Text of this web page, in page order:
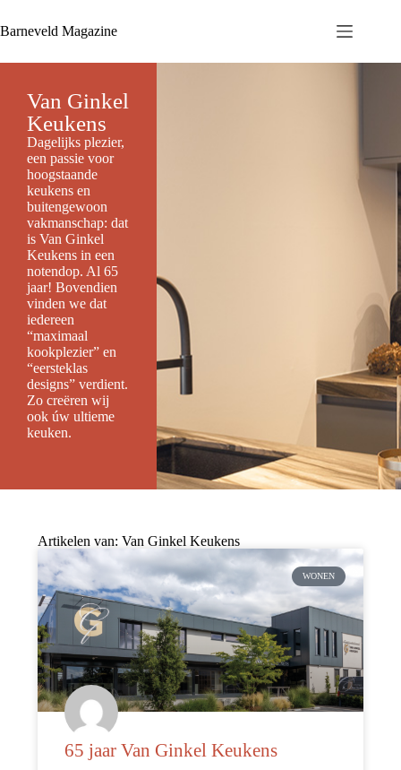
Barneveld Magazine
Van Ginkel
Keukens
Dagelijks plezier,
een passie voor
hoogstaande
keukens en
buitengewoon
vakmanschap: dat
is Van Ginkel
Keukens in een
notendop. Al 65
jaar! Bovendien
vinden we dat
iedereen
“maximaal
kookplezier” en
“eersteklas
designs” verdient.
Zo creëren wij
ook úw ultieme
keuken.
Artikelen van: Van Ginkel Keukens
WONEN
65 jaar Van Ginkel Keukens